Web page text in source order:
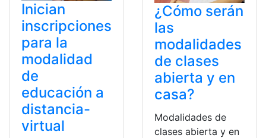
Inician
inscripciones
para la
modalidad
de
educación a
distancia-
virtual
¿Cómo serán
las
modalidades
de clases
abierta y en
casa?
Modalidades de
clases abierta y en